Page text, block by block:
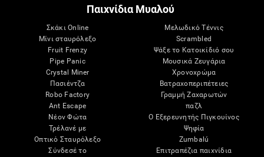
Παιχνίδια Μυαλού
Σκάκι Online
Μίνι σταυρόλεξο
Fruit Frenzy
Pipe Panic
Crystal Miner
Πασιέντζα
Robo Factory
Ant Escape
Νέον Φώτα
Τρέλανέ με
Οπτικό Σταυρόλεξο
Σύνδεσέ το
Μελωδικό Τέννις
Scrambled
Ψάξε το Κατοικίδιό σου
Μουσικά Ζευγάρια
Χρονοχρώμα
Βατραχοπεριπέτειες
Γραμμή Ζαχαρωτών
παζλ
Ο Εξερευνητής Πιγκουίνος
Ψηφία
Zumbalú
Επιτραπέζια παιχνίδια